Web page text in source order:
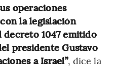
operaciones
la legislación
1047 emitido
presidente Gustavo
a Israel”, dice la